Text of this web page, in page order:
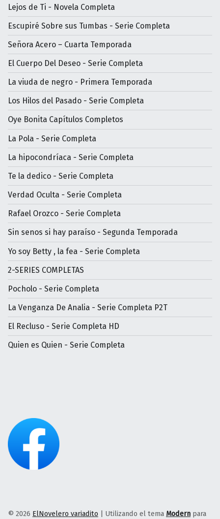
Lejos de Ti - Novela Completa
Escupiré Sobre sus Tumbas - Serie Completa
Señora Acero – Cuarta Temporada
El Cuerpo Del Deseo - Serie Completa
La viuda de negro - Primera Temporada
Los Hilos del Pasado - Serie Completa
Oye Bonita Capítulos Completos
La Pola - Serie Completa
La hipocondríaca - Serie Completa
Te la dedico - Serie Completa
Verdad Oculta - Serie Completa
Rafael Orozco - Serie Completa
Sin senos si hay paraíso - Segunda Temporada
Yo soy Betty , la fea - Serie Completa
2-SERIES COMPLETAS
Pocholo - Serie Completa
La Venganza De Analia - Serie Completa P2T
El Recluso - Serie Completa HD
Quien es Quien - Serie Completa
© 2026 ElNovelero variadito Utilizando el tema Modern para